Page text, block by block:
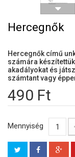
Hercegnők
Hercegnők című
számára
akadályokat és
számtant vagy
490 Ft
Mennyiség